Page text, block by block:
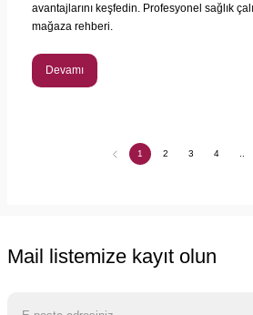
avantajlarını keşfedin. Profesyonel sağlık
mağaza rehberi.
Devamı
1 2 3 4
Mail listemize kayıt olun